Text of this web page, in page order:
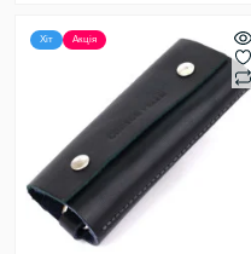
Хіт Акція